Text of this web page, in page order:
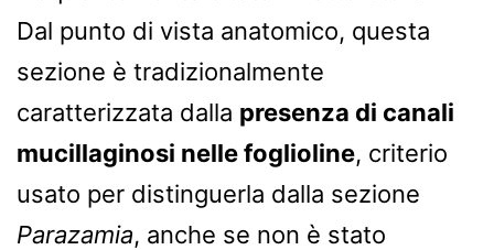
Dal punto di vista anatomico, questa
sezione è tradizionalmente
caratterizzata dalla presenza di canali
mucillaginosi nelle foglioline, criterio
usato per distinguerla dalla sezione
Parazamia, anche se non è stato